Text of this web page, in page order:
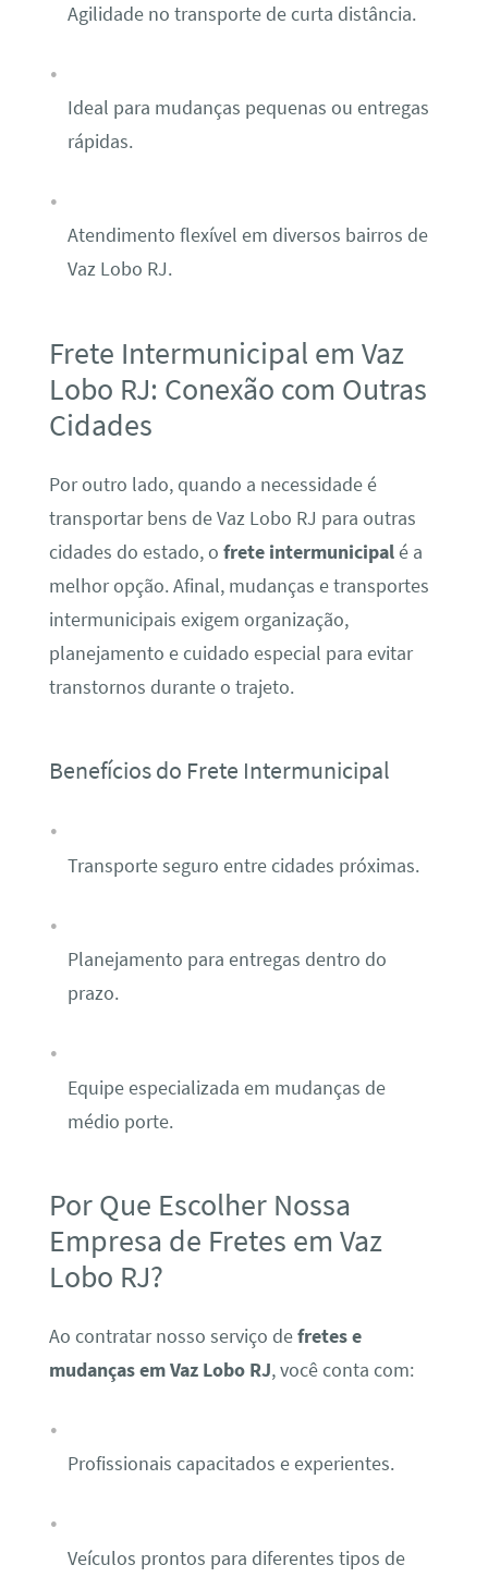
Agilidade no transporte de curta distância.
Ideal para mudanças pequenas ou entregas
rápidas.
Atendimento flexível em diversos bairros de
Vaz Lobo RJ.
Frete Intermunicipal em Vaz
Lobo RJ: Conexão com Outras
Cidades
Por outro lado, quando a necessidade é
transportar bens de Vaz Lobo RJ para outras
cidades do estado, o frete intermunicipalé a
melhor opção. Afinal, mudanças e transportes
intermunicipais exigem organização,
planejamento e cuidado especial para evitar
transtornos durante o trajeto.
Benefícios do Frete Intermunicipal
Transporte seguro entre cidades próximas.
Planejamento para entregas dentro do
prazo.
Equipe especializada em mudanças de
médio porte.
Por Que Escolher Nossa
Empresa de Fretes em Vaz
Lobo RJ?
Ao contratar nosso serviço defretes e
mudanças em Vaz Lobo RJ, você conta com:
Profissionais capacitados e experientes.
Veículos prontos para diferentes tipos de